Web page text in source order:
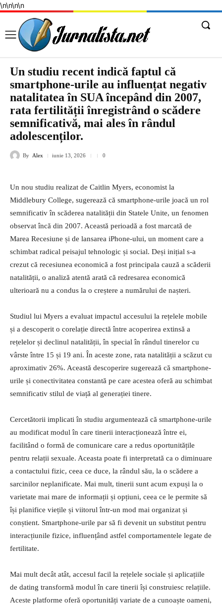
\n\n\n\n
Un studiu recent indică faptul că
smartphone-urile au influențat negativ
natalitatea în SUA începând din 2007,
rata fertilității înregistrând o scădere
semnificativă, mai ales în rândul
adolescenților.
By Alex iunie 13, 2026 0
Un nou studiu realizat de Caitlin Myers, economist la
Middlebury College, sugerează că smartphone-urile joacă un rol
semnificativ în scăderea natalității din Statele Unite, un fenomen
observat încă din 2007. Această perioadă a fost marcată de
Marea Recesiune și de lansarea iPhone-ului, un moment care a
schimbat radical peisajul tehnologic și social. Deși inițial s-a
crezut că recesiunea economică a fost principala cauză a scăderii
natalității, o analiză atentă arată că redresarea economică
ulterioară nu a condus la o creștere a numărului de nașteri.
Studiul lui Myers a evaluat impactul accesului la rețelele mobile
și a descoperit o corelație directă între acoperirea extinsă a
rețelelor și declinul natalității, în special în rândul tinerelor cu
vârste între 15 și 19 ani. În aceste zone, rata natalității a scăzut cu
aproximativ 26%. Această descoperire sugerează că smartphone-
urile și conectivitatea constantă pe care acestea oferă au schimbat
semnificativ stilul de viață al generației tinere.
Cercetătorii implicati în studiu argumentează că smartphone-urile
au modificat modul în care tinerii interacționează între ei,
facilitând o formă de comunicare care a redus oportunitățile
pentru relații sexuale. Aceasta poate fi interpretată ca o diminuare
a contactului fizic, ceea ce duce, la rândul său, la o scădere a
sarcinilor neplanificate. Mai mult, tinerii sunt acum expuși la o
varietate mai mare de informații și opțiuni, ceea ce le permite să
își planifice viețile și viitorul într-un mod mai organizat și
conștient. Smartphone-urile par să fi devenit un substitut pentru
interacțiunile fizice, influențând astfel comportamentele legate de
fertilitate.
Mai mult decât atât, accesul facil la rețelele sociale și aplicațiile
de dating transformă modul în care tinerii își construiesc relațiile.
Aceste platforme oferă oportunități variate de a cunoaște oameni,